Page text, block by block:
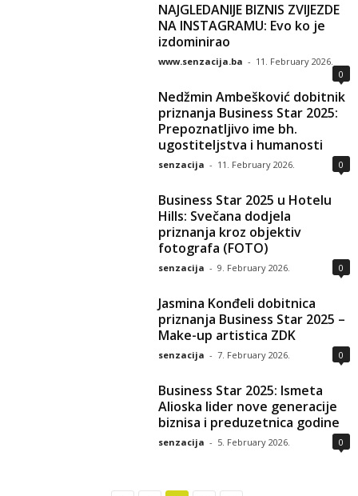
NAJGLEDANIJE BIZNIS ZVIJEZDE
NA INSTAGRAMU: Evo ko je
izdominirao
www.senzacija.ba - 11. February 2026.
0
Nedžmin Ambešković dobitnik
priznanja Business Star 2025:
Prepoznatljivo ime bh.
ugostiteljstva i humanosti
senzacija - 11. February 2026. 0
Business Star 2025 u Hotelu
Hills: Svečana dodjela
priznanja kroz objektiv
fotografa (FOTO)
senzacija - 9. February 2026. 0
Jasmina Konđeli dobitnica
priznanja Business Star 2025 –
Make-up artistica ZDK
senzacija - 7. February 2026. 0
Business Star 2025: Ismeta
Alioska lider nove generacije
biznisa i preduzetnica godine
senzacija - 5. February 2026. 0